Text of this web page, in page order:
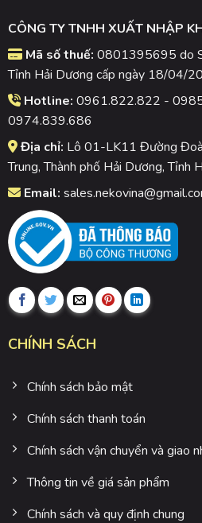
CÔNG TY TNHH XUẤT NHẬP
Mã số thuế: 0801395695 do
Tỉnh Hải Dương cấp ngày 18/04/
Hotline: 0961.822.822 -
0974.839.686
Địa chỉ: Lô 01-LK11 Đường
Trung, Thành phố Hải Dương, Tỉnh
Email:
CHÍNH SÁCH
Chính sách bảo mật
Chính sách thanh toán
Chính sách vận chuyển và giao
Thông tin về giá sản phẩm
Chính sách và quy định chung